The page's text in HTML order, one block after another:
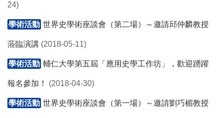
24)
學術活動 世界史學術座談會（第二場）～邀請邱仲麟教授
蒞臨演講 (2018-05-11)
學術活動 輔仁大學第五屆「應用史學工作坊」，歡迎踴躍
報名參加！ (2018-04-30)
學術活動 世界史學術座談會（第一場）～邀請劉巧楣教授